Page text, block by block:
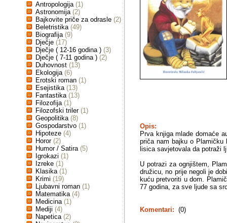
Antropologija (1)
Astronomija (2)
Bajkovite priče za odrasle (2)
Beletristika (49)
Biografija (9)
Dječje (17)
Dječje ( 12-16 godina ) (3)
Dječje ( 7-11 godina ) (2)
Duhovnost (13)
Ekologija (6)
Erotski roman (1)
Esejistika (13)
Fantastika (13)
Filozofija (1)
Filozofski triler (1)
Geopolitika (8)
Gospodarstvo (1)
Hipoteze (4)
Horor (2)
Humor / Satira (5)
Igrokazi (1)
Izreke (1)
Klasika (1)
Krimi (19)
Ljubavni roman (1)
Matematika (4)
Medicina (1)
Mediji (4)
Napetica (2)
Opis:
Prva knjiga mlade domaće
priča nam bajku o
lisica savjetovala da potraži
U potrazi za ognjištem,
družicu, no prije negoli je
kuću pretvoriti u dom.
77 godina, za sve ljude sa
Komentari: (0)